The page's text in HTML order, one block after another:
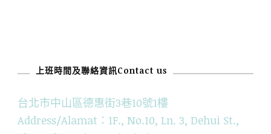
上班時間及聯絡資訊Contact us
台北市中山區德惠街3巷10號1樓
Address/Alamat：1F., No.10, Ln. 3, Dehui St.,